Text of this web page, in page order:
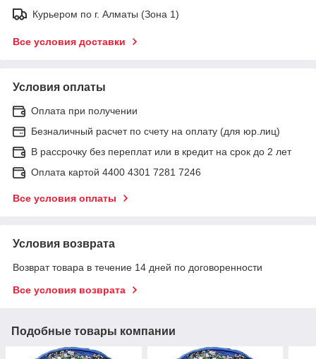
Курьером по г. Алматы (Зона 1)
Все условия доставки
Условия оплаты
Оплата при получении
Безналичный расчет по счету на оплату (для юр.лиц)
В рассрочку без переплат или в кредит на срок до 2 лет
Оплата картой 4400 4301 7281 7246
Все условия оплаты
Условия возврата
Возврат товара в течение 14 дней по договоренности
Все условия возврата
Подобные товары компании